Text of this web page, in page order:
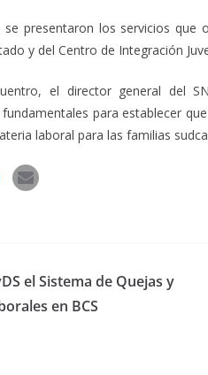
presentaron los servicios que
y del Centro de Integración
el director general del
para establecer
laboral para las familias
el Sistema de Quejas y
en BCS